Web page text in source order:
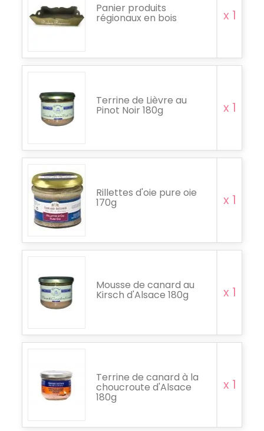
Panier produits
régionaux en bois x 1
Terrine de Lièvre au
Pinot Noir 180g x 1
Rillettes d'oie pure oie
170g x 1
Mousse de canard au
Kirsch d'Alsace 180g x 1
Terrine de canard à la
choucroute d'Alsace
180g
x 1